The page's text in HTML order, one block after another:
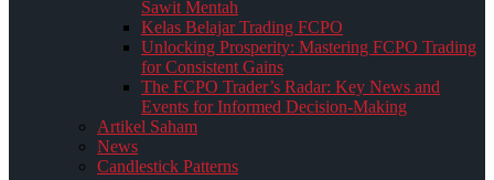
Sawit Mentah
Kelas Belajar Trading FCPO
Unlocking Prosperity: Mastering FCPO Trading
for Consistent Gains
The FCPO Trader’s Radar: Key News and
Events for Informed Decision-Making
Artikel Saham
News
Candlestick Patterns